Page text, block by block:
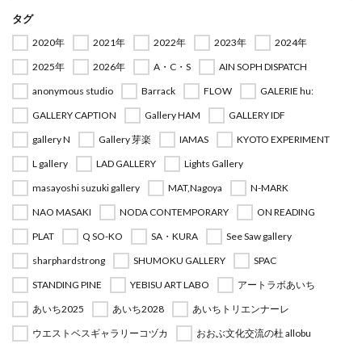
タグ
2020年 2021年 2022年 2023年
2024年
2025年
2026年 A・C・S
AIN SOPH DISPATCH
anonymous studio
Barrack FLOW
GALERIE hu:
GALLERY CAPTION
Gallery HAM
GALLERY IDF
gallery N
Gallery 芽楽 IAMAS
KYOTO EXPERIMENT
L gallery
LAD GALLERY
Lights Gallery
masayoshi suzuki gallery
MAT,Nagoya
N-MARK
NAO MASAKI
NODA CONTEMPORARY
ON READING
PLAT
Q SO-KO SA・KURA
See Saw gallery
sharphardstrong
SHUMOKU GALLERY
SPAC
STANDING PINE
YEBISU ART LABO
アートラボあいち
あいち2025
あいち2028
あいちトリエンナーレ
ウエストベスギャラリーコヅカ
おおぶ文化交流の杜 allobu